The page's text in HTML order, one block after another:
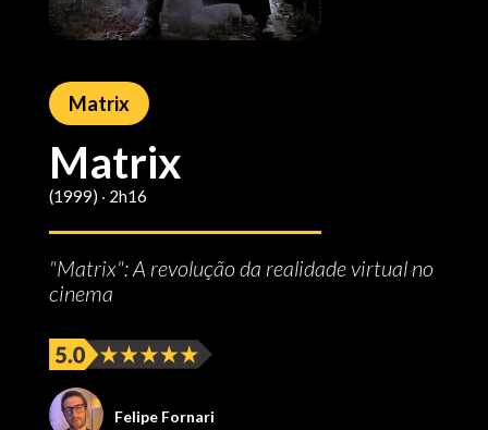
Matrix
Matrix
(1999) ‧ 2h16
"Matrix": A revolução da realidade virtual no
cinema
Felipe Fornari